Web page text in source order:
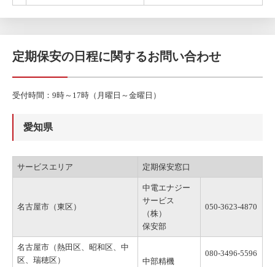
定期保安の日程に関するお問い合わせ
受付時間：9時～17時（月曜日～金曜日）
愛知県
サービスエリア 定期保安窓口
名古屋市（東区）
中電エナジー
サービス
（株）
保安部
050-3623-4870
名古屋市（熱田区、昭和区、中
区、瑞穂区）
中部精機
080-3496-5596